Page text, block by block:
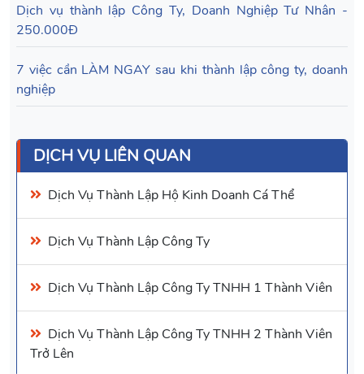
Dịch vụ thành lập Công Ty, Doanh Nghiệp Tư Nhân -
250.000Đ
7 việc cần LÀM NGAY sau khi thành lập công ty, doanh
nghiệp
DỊCH VỤ LIÊN QUAN
Dịch Vụ Thành Lập Hộ Kinh Doanh Cá Thể
Dịch Vụ Thành Lập Công Ty
Dịch Vụ Thành Lập Công Ty TNHH 1 Thành Viên
Dịch Vụ Thành Lập Công Ty TNHH 2 Thành Viên
Trở Lên